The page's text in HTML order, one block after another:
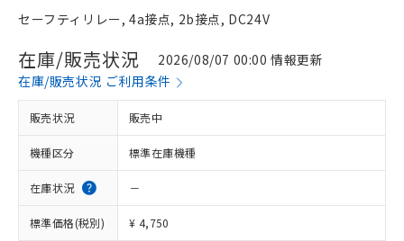
セーフティリレー, 4a接点, 2b接点, DC24V
在庫/販売状況
2026/08/07 00:00 情報更新
在庫/販売状況 ご利用条件
販売状況 販売中
機種区分 標準在庫機種
在庫状況 －
標準価格(税別) ¥ 4,750